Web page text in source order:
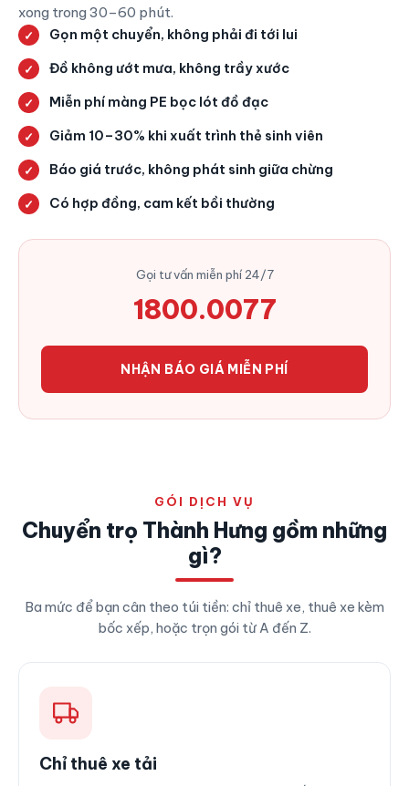
xong trong 30–60 phút.
Gọn một chuyển, không phải đi tới lui
Đồ không ướt mưa, không trầy xước
Miễn phí màng PE bọc lót đồ đạc
Giảm 10–30% khi xuất trình thẻ sinh viên
Báo giá trước, không phát sinh giữa chừng
Có hợp đồng, cam kết bồi thường
Gọi tư vấn miễn phí 24/7
1800.0077
NHẬN BÁO GIÁ MIỄN PHÍ
GÓI DỊCH VỤ
Chuyển trọ Thành Hưng gồm những
gì?
Ba mức để bạn cân theo túi tiền: chỉ thuê xe, thuê xe kèm
bốc xếp, hoặc trọn gói từ A đến Z.
Chỉ thuê xe tải